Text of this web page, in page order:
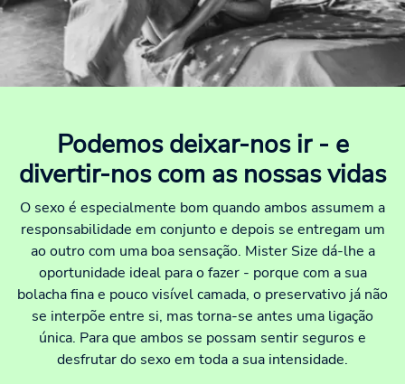
Podemos deixar-nos ir - e
divertir-nos com as nossas vidas
O sexo é especialmente bom quando ambos assumem a
responsabilidade em conjunto e depois se entregam um
ao outro com uma boa sensação. Mister Size dá-lhe a
oportunidade ideal para o fazer - porque com a sua
bolacha fina e pouco visível camada, o preservativo já não
se interpõe entre si, mas torna-se antes uma ligação
única. Para que ambos se possam sentir seguros e
desfrutar do sexo em toda a sua intensidade.